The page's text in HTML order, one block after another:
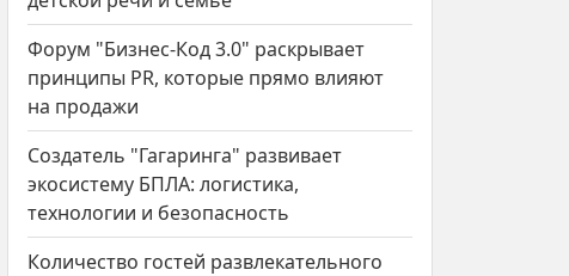
Форум "Бизнес-Код 3.0" раскрывает
принципы PR, которые прямо влияют
на продажи
Создатель "Гагаринга" развивает
экосистему БПЛА: логистика,
технологии и безопасность
Количество гостей развлекательного